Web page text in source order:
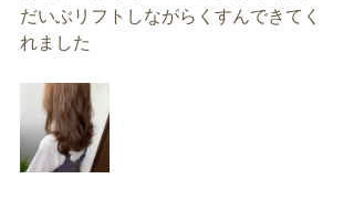
だいぶリフトしながらくすんできてく
れました